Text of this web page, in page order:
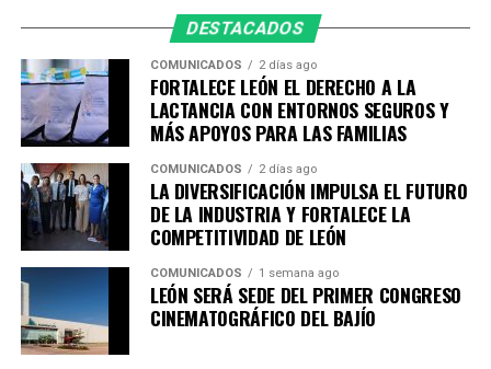
salvaguardar la vida de las personas y fortalecer la
seguridad en las vialidades.
Asimismo, agradece a la ciudadanía por reportar este
tipo de conductas a través de las redes sociales y los
canales de emergencia 9-1-1, ya que su participación es
fundamental para construir un León más seguro para
todas y todos.
DESTACADOS
COMUNICADOS 2 días ago
FORTALECE LEÓN EL DERECHO A LA
LACTANCIA CON ENTORNOS SEGUROS Y
MÁS APOYOS PARA LAS FAMILIAS
COMUNICADOS 2 días ago
LA DIVERSIFICACIÓN IMPULSA EL FUTURO
DE LA INDUSTRIA Y FORTALECE LA
COMPETITIVIDAD DE LEÓN
COMUNICADOS 1 semana ago
LEÓN SERÁ SEDE DEL PRIMER CONGRESO
CINEMATOGRÁFICO DEL BAJÍO